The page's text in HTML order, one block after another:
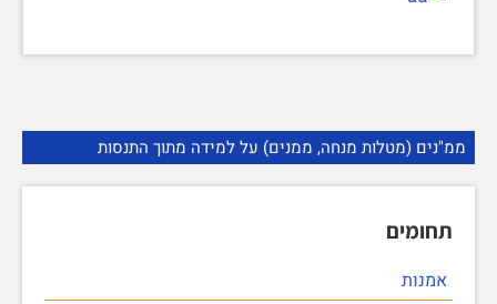
ממ"נים (מטלות מנחה, ממנים) על למידה מתוך התנסות
תחומים
אמנות